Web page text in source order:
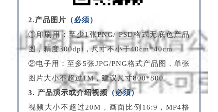
2.产品图片 （必须）
①印刷用：至少1张PNG/ PSD格式无底色产品
图，精度300dpi，尺寸不小于40cm*40cm
②电子用：至多5张JPG/PNG格式产品图，单张
图片大小不超过1M，建议尺寸800*800
3. 产品演示或介绍视频（必须）
视频大小不超过20M，画面比例16:9，MP4格